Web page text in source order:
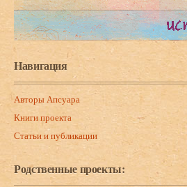
Навигация
Авторы Апсуара
Книги проекта
Статьи и публикации
Родственные проекты: